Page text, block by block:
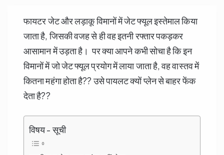
फायटर जेट और लड़ाकू विमानों में जेट फ्यूल इस्तेमाल किया
जाता है, जिसकी वजह से ही वह इतनी रफ्तार पकड़कर
आसामान में उड़ता है। पर क्या आपने कभी सोचा है कि इन
विमानों में जो जेट फ्यूल प्रयोग में लाया जाता है, वह वास्तव में
कितना महंगा होता है?? उसे पायलट क्यों प्लेन से बाहर फेंक
देता है??
विषय - सूची